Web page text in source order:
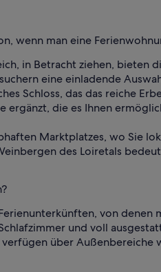
wenn man eine
in Betracht ziehen, bieten
eine einladende
Schloss, das das reiche
die es Ihnen
Marktplatzes, wo Sie
des Loiretals
von
und voll
über